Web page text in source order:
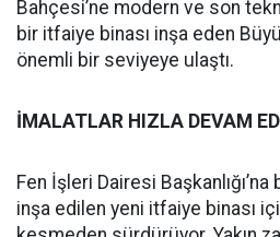
Bahçesi’ne modern ve son
bir itfaiye binası inşa eden
önemli bir seviyeye ulaştı.
İMALATLAR HIZLA DEVAM
Fen İşleri Dairesi Başkanlığı’na
inşa edilen yeni itfaiye binası